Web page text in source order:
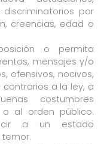
por
creencias, edad o
o permita
mensajes y/o
ofensivos, nocivos,
a la ley, a
costumbres
al orden público.
a un estado
*